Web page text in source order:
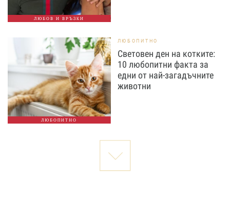
ЛЮБОВ И ВРЪЗКИ
ЛЮБОПИТНО
ЛЮБОПИТНО
Световен ден на котките:
10 любопитни факта за
едни от най-загадъчните
животни